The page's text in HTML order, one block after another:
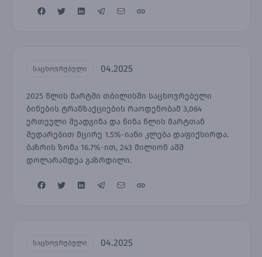
საცხოვრებელი 04.2025
2025 წლის მარტში თბილისში საცხოვრებელი
ბინების ტრანზაქციების რაოდენობამ 3,064
ერთეული შეადგინა და წინა წლის მარტთან
შედარებით მცირე 1.5%-იანი კლება დაფიქსირდა.
ბაზრის ზომა 16.7%-ით, 243 მილიონ აშშ
დოლარამდეა გაზრდილი.
საცხოვრებელი 04.2025